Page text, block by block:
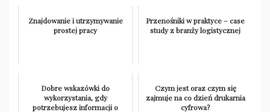
Znajdowanie i utrzymywanie
prostej pracy
Przenośniki w praktyce – case
study z branży logistycznej
Dobre wskazówki do
wykorzystania, gdy
potrzebujesz informacji o
Czym jest oraz czym się
zajmuje na co dzień drukarnia
cyfrowa?